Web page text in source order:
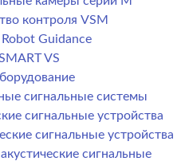
контроля VSM
Robot Guidance
VS
сигнальные системы
сигнальные устройства
сигнальные устройства
сигнальные